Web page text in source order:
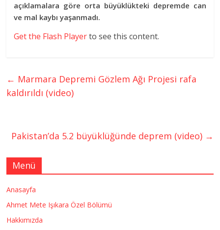
açıklamalara göre orta büyüklükteki depremde can
ve mal kaybı yaşanmadı.
Get the Flash Playerto see this content.
← Marmara Depremi Gözlem Ağı Projesi rafa
kaldırıldı (video)
Pakistan’da 5.2 büyüklüğünde deprem (video) →
Menü
Anasayfa
Ahmet Mete Işıkara Özel Bölümü
Hakkımızda